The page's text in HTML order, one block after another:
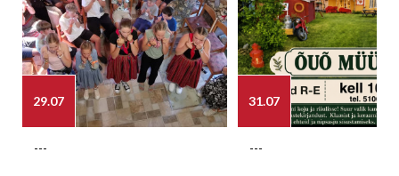
29.07
---
31.07
---